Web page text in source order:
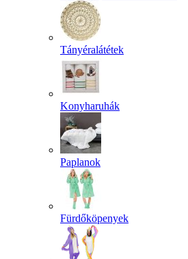
Tányéralátétek
Konyharuhák
Paplanok
Fürdőköpenyek